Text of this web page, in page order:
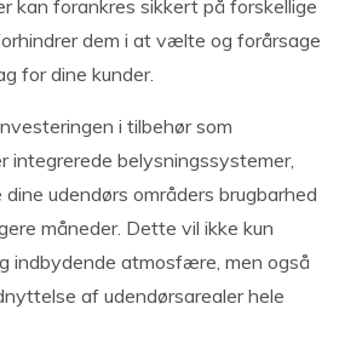
kan forankres sikkert på forskellige
dem i at vælte og forårsage
for dine kunder.
i tilbehør som
integrerede belysningssystemer,
udendørs områders brugbarhed
måneder. Dette vil ikke kun
indbydende atmosfære, men også
af udendørsarealer hele